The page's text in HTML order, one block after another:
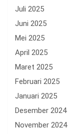
Juli 2025
Juni 2025
Mei 2025
April 2025
Maret 2025
Februari 2025
Januari 2025
Desember 2024
November 2024